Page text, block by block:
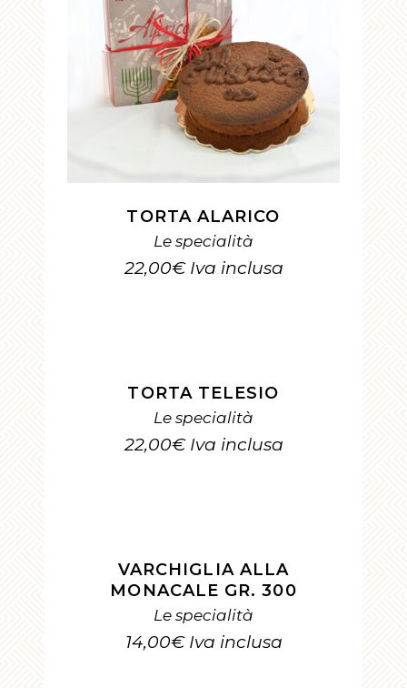
AGGIUNGI AL CARRELLO
TORTA ALARICO
Le specialità
22,00€ Iva inclusa
TORTA TELESIO
Le specialità
22,00€ Iva inclusa
VARCHIGLIA ALLA
MONACALE GR. 300
Le specialità
14,00€ Iva inclusa